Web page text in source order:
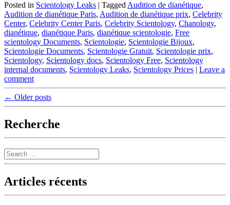
Posted in Scientology Leaks | Tagged Audition de dianétique,
Audition de dianétique Paris, Audition de dianétique prix, Celebrity
Center, Celebrity Center Paris, Celebrity Scientology, Chanology,
dianétique, dianétique Paris, dianétique scientologie, Free
scientology Documents, Scientologie, Scientologie Bijoux,
Scientologie Documents, Scientologie Gratuit, Scientologie prix,
Scientology, Scientology docs, Scientology Free, Scientology
internal documents, Scientology Leaks, Scientology Prices | Leave a
comment
Post
navigation
← Older posts
Recherche
Search
Articles récents